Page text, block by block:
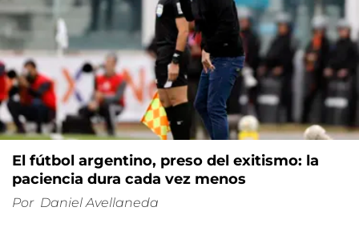
El fútbol argentino, preso del exitismo: la
paciencia dura cada vez menos
Por Daniel Avellaneda